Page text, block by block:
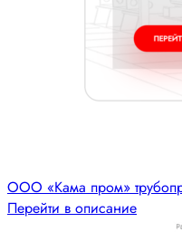
ООО «Кама пром»
Перейти в описание